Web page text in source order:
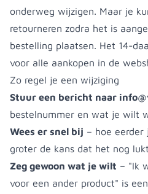
onderweg wijzigen. Maar je
retourneren zodra het is
bestelling plaatsen. Het 14-
voor alle aankopen in de
Zo regel je een wijziging
Stuur een bericht naar
bestelnummer en wat je wilt
Wees er snel bij – hoe
groter de kans dat het nog lukt
Zeg gewoon wat je wilt – "Ik
voor een ander product" is